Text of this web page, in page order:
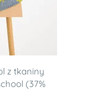
z tkaniny
(37%